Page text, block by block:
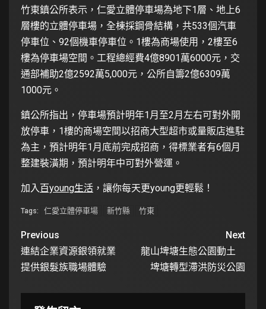
竹東鎮公所表示，仁愛立體停車場為地下1層、地上6
層樓的立體停車場，全棟採鋼骨結構，共533個汽車
停車位、92個機車停車位。1樓為商場使用，2樓至6
樓為停車場空間。工程總經費4億8901萬6000元，交
通部補助2億2592萬5,000元，公所自籌2億6309萬
1000元。
鎮公所指出，停車場預計明年1月至2月左右可對外開
放停車，1樓的商場空間以招商大型超市或量販店進駐
為主，預計明年1月底前完成招商，得標業者有6個月
整建裝潢期，預計明年中可對外營運。
加入百young生活 ，讓你每天更young更輕鬆！
Tags: 仁愛立體停車場 新竹縣 竹東
Previous
連結企業資源銀領就業
提供銀髮族職場體驗
Next
龍山埤塘生態公園動土
埤塘轉型滯洪防災公園